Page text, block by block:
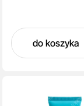
do koszyka